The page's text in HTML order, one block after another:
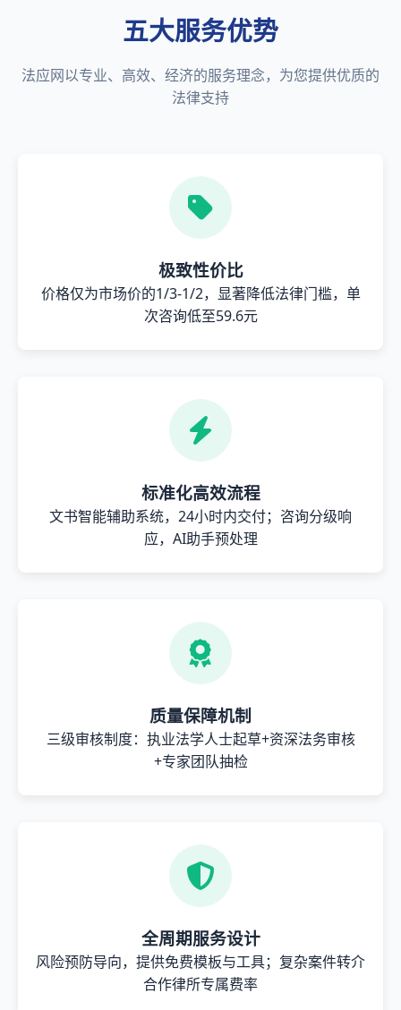
五大服务优势
法应网以专业、高效、经济的服务理念，为您提供优质的
法律支持
极致性价比
价格仅为市场价的1/3-1/2，显著降低法律门槛，单
次咨询低至59.6元
标准化高效流程
文书智能辅助系统，24小时内交付；咨询分级响
应，AI助手预处理
质量保障机制
三级审核制度：执业法学人士起草+资深法务审核
+专家团队抽检
全周期服务设计
风险预防导向，提供免费模板与工具；复杂案件转介
合作律所专属费率